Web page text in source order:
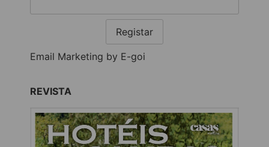
Registar
Email Marketing by E-goi
REVISTA